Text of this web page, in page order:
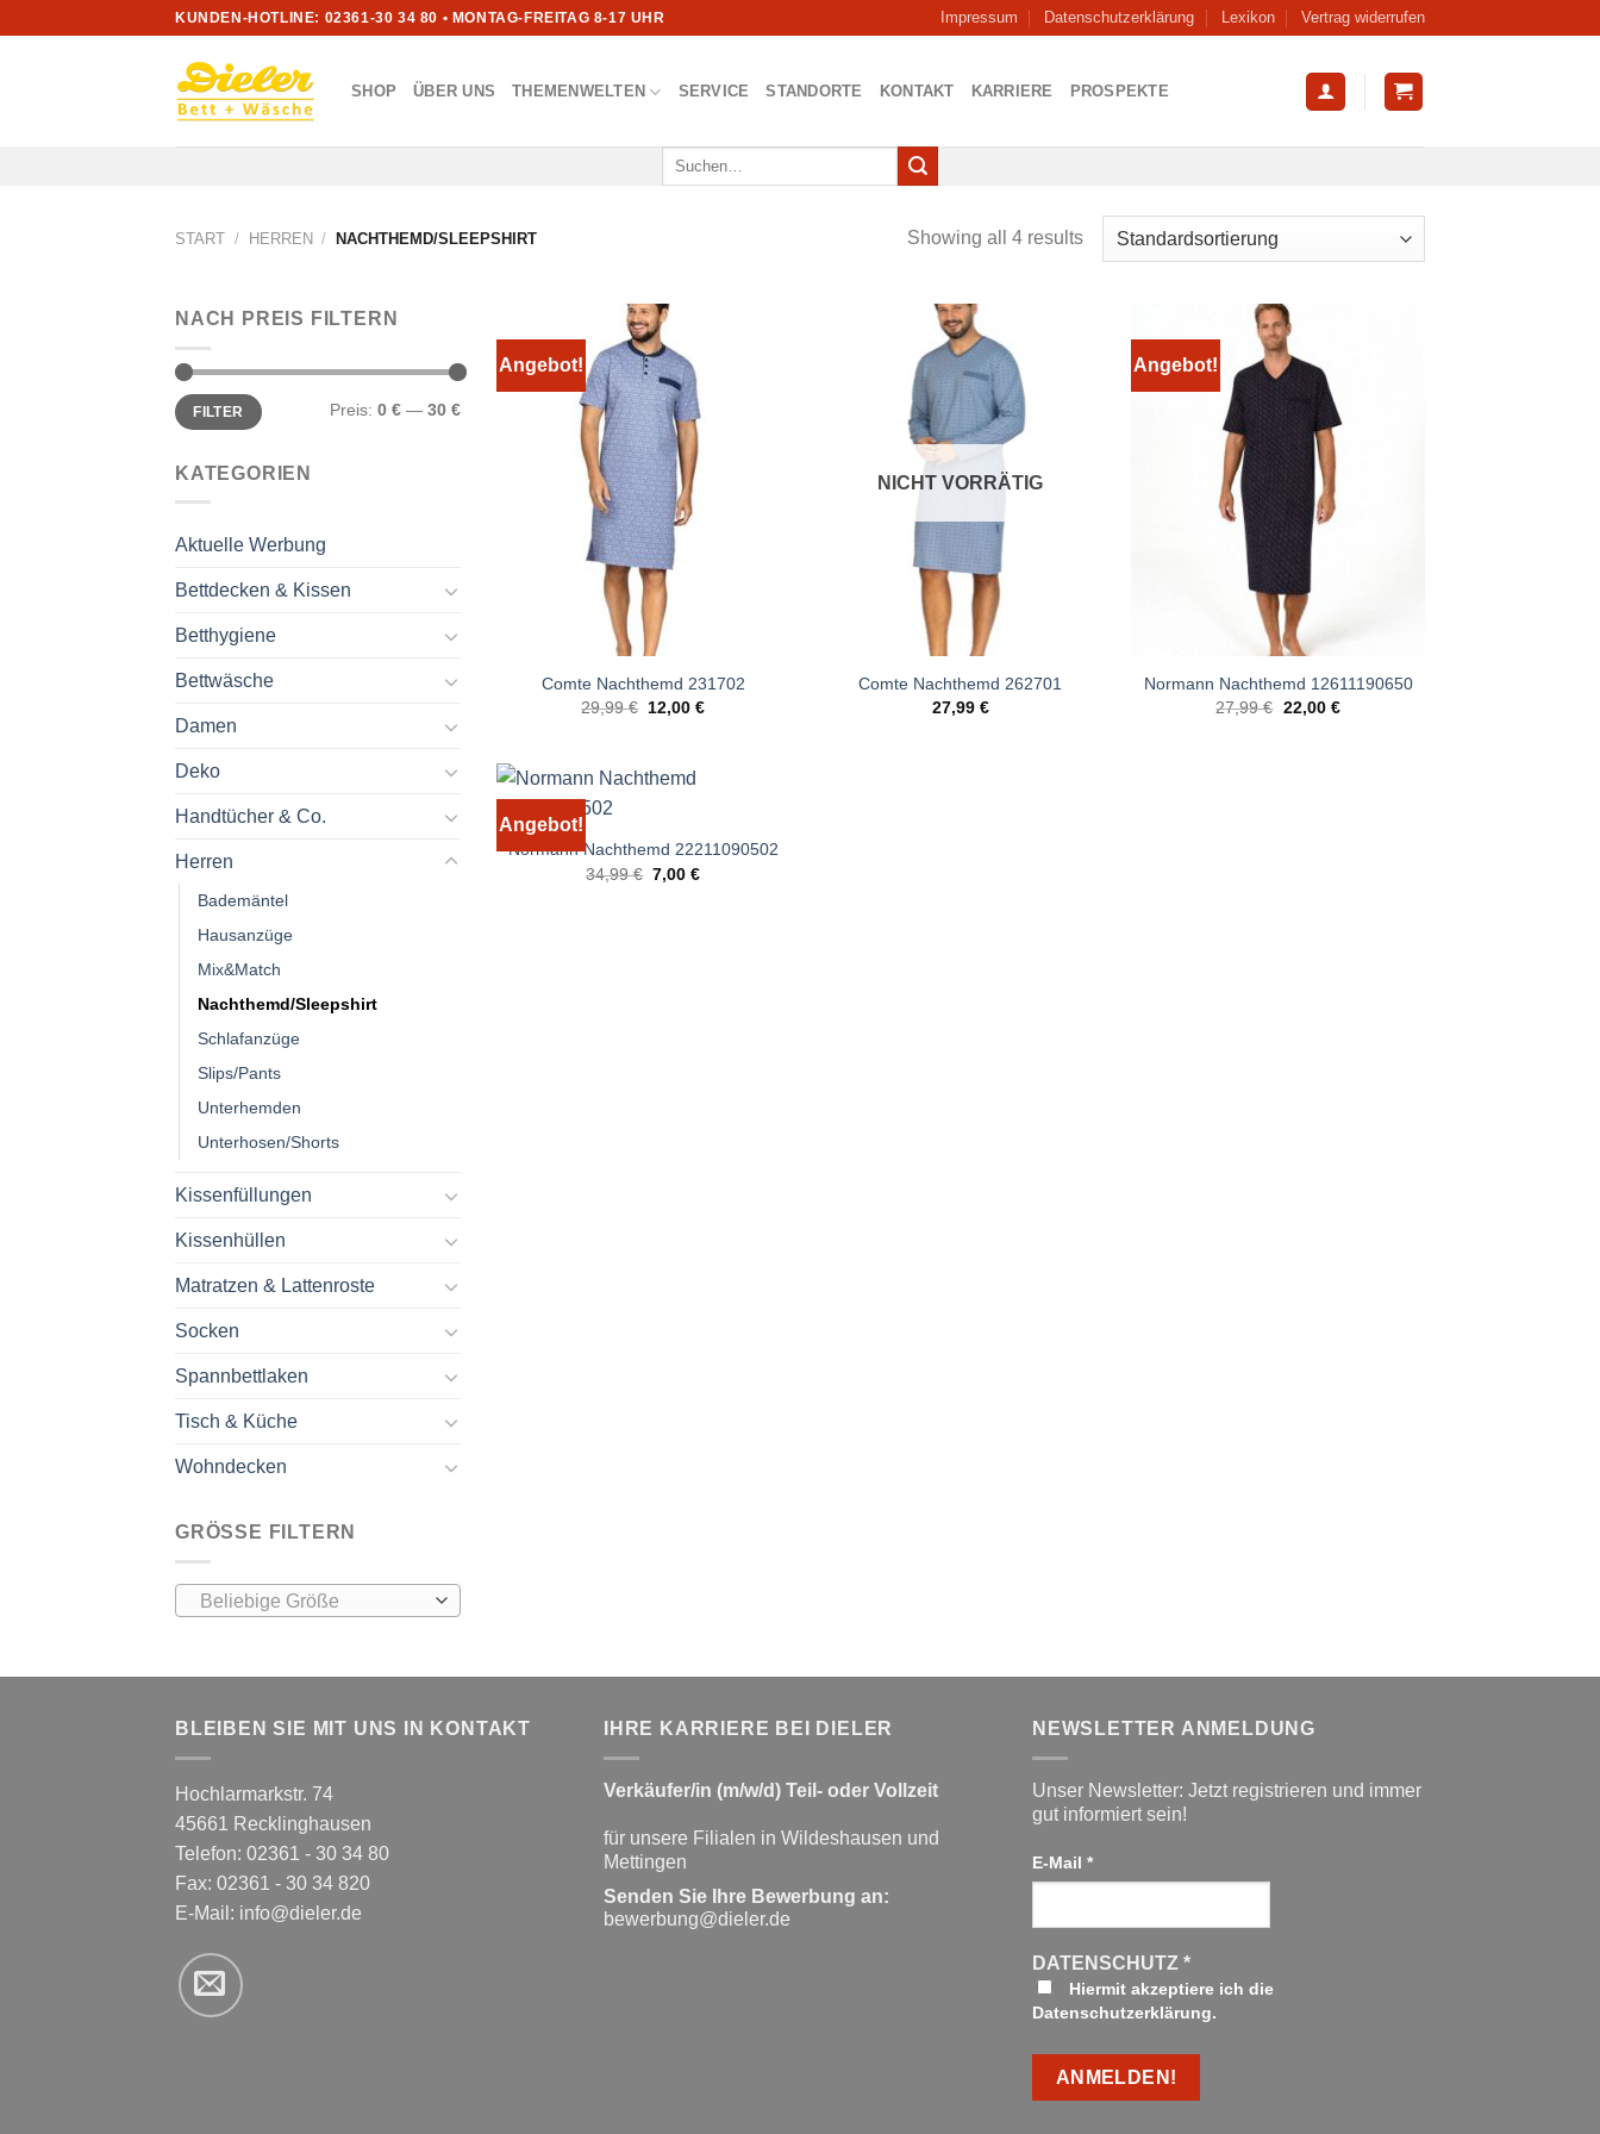
KUNDEN-HOTLINE: 02361-30 34 80 • MONTAG-FREITAG 8-17 UHR Impressum Datenschutzerklärung Lexikon Vertrag widerrufen
SHOP ÜBER UNS THEMENWELTEN SERVICE STANDORTE KONTAKT KARRIERE PROSPEKTE
Suchen
START / HERREN / NACHTHEMD/SLEEPSHIRT Showing all 4 results
NACH PREIS FILTERN
Min.
Preis
Max.
PreisFILTER Preis: 0 € — 30 €
KATEGORIEN
Aktuelle Werbung
Bettdecken & Kissen
Betthygiene
Bettwäsche
Damen
Deko
Handtücher & Co.
Herren
Bademäntel
Hausanzüge
Mix&Match
Nachthemd/Sleepshirt
Schlafanzüge
Slips/Pants
Unterhemden
Unterhosen/Shorts
Kissenfüllungen
Kissenhüllen
Matratzen & Lattenroste
Socken
Spannbettlaken
Tisch & Küche
Wohndecken
GRÖSSE FILTERN
Beliebige Größe
Angebot!
Comte Nachthemd 231702
29,99€ Ursprünglicher
12,00€Aktueller
NICHT VORRÄTIG
Comte Nachthemd 262701
27,99 €
Angebot!
Normann Nachthemd 12611190650
27,99€ Ursprünglicher
22,00 €Aktueller
Angebot!
Normann Nachthemd 22211090502
34,99€ Ursprünglicher
7,00€Aktueller
BLEIBEN SIE MIT UNS IN KONTAKT
Hochlarmarkstr. 74
45661 Recklinghausen
Telefon: 02361 - 30 34 80
Fax: 02361 - 30 34 820
E-Mail: info@dieler.de
IHRE KARRIERE BEI DIELER
Verkäufer/in (m/w/d) Teil- oder Vollzeit
für unsere Filialen in Wildeshausen und
Mettingen
Senden Sie Ihre Bewerbung an:
bewerbung@dieler.de
NEWSLETTER ANMELDUNG
Unser Newsletter: Jetzt registrieren und immer
gut informiert sein!
E-Mail *
DATENSCHUTZ *
Hiermit akzeptiere ich die
Datenschutzerklärung.